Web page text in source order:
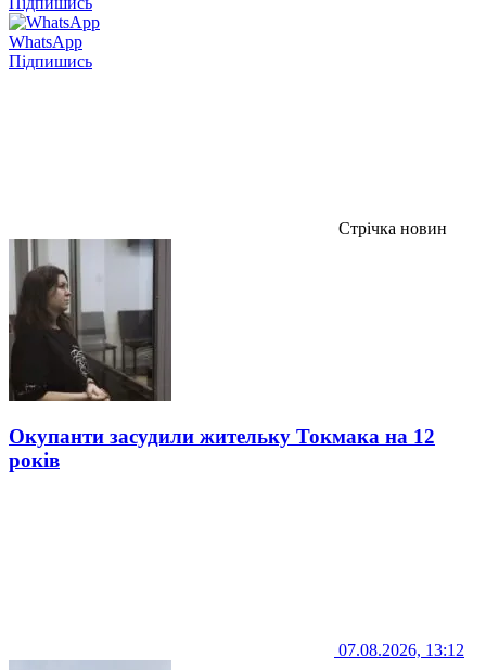
WhatsApp
Підпишись
Стрічка новин
Окупанти засудили жительку Токмака на 12
років
07.08.2026, 13:12